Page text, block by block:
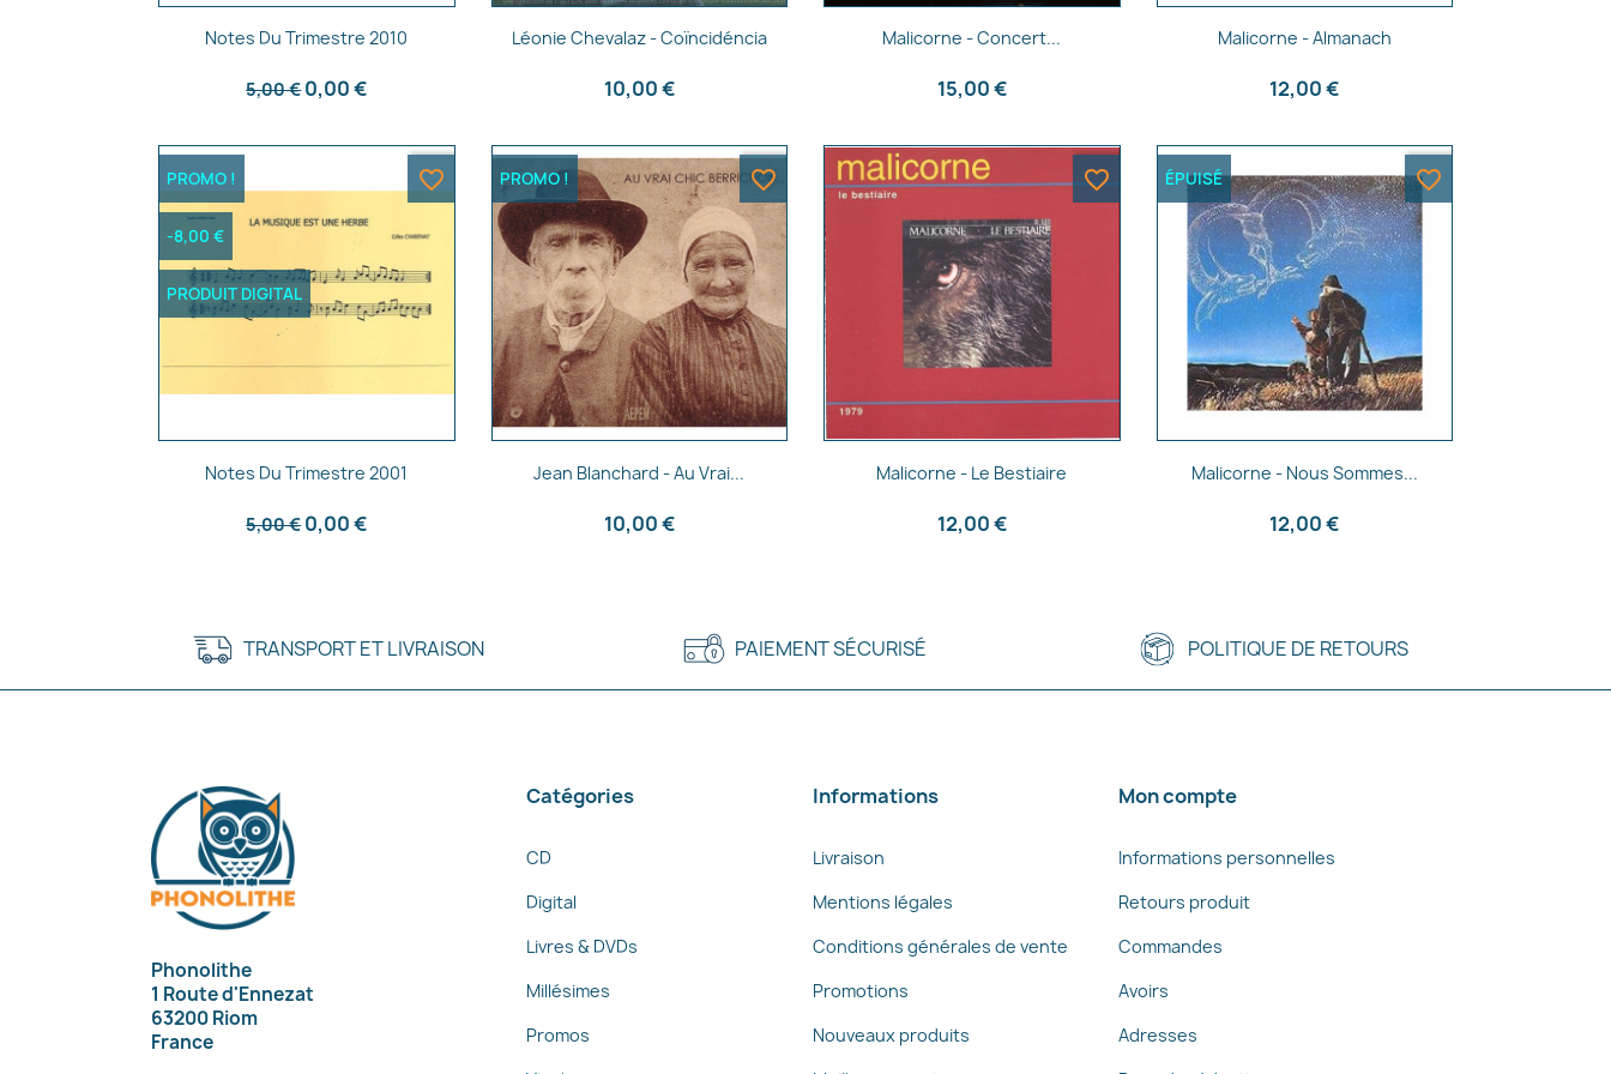
Aperçu rapide
Notes Du Trimestre 2010
5,00 €0,00 €
Aperçu rapide
Léonie Chevalaz - Coïncidéncia
10,00 €
Aperçu rapide
Malicorne - Concert...
15,00 €
Aperçu rapide
Malicorne - Almanach
12,00 €
Aperçu rapide
Notes Du Trimestre 2001
5,00 €0,00 €
PROMO !
-8,00 €
PRODUIT DIGITAL
favorite_border
Aperçu rapide
Jean Blanchard - Au Vrai...
10,00 €
PROMO ! favorite_border
Aperçu rapide
Malicorne - Le Bestiaire
12,00 €
favorite_border
Aperçu rapide
Malicorne - Nous Sommes...
12,00 €
ÉPUISÉ favorite_border
TRANSPORT ET LIVRAISON PAIEMENT SÉCURISÉ POLITIQUE DE RETOURS
Phonolithe
1 Route d'Ennezat
63200 Riom
France
Catégories
CD
Digital
Livres & DVDs
Millésimes
Promos
Informations
Livraison
Mentions légales
Conditions générales de vente
Promotions
Nouveaux produits
Mon compte
Informations personnelles
Retours produit
Commandes
Avoirs
Adresses